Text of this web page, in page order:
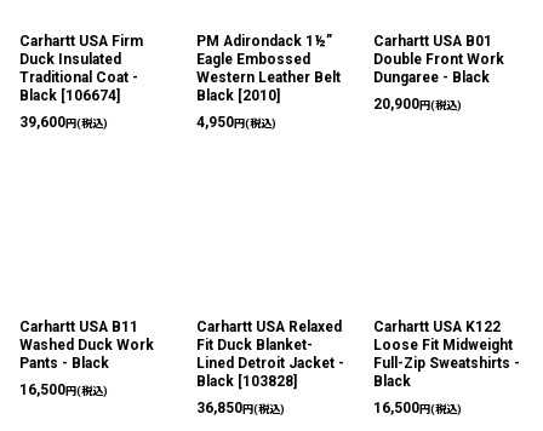
Carhartt USA Firm
Duck Insulated
Traditional Coat -
Black [106674]
39,600円(税込)
PM Adirondack 1½”
Eagle Embossed
Western Leather Belt
Black [2010]
4,950円(税込)
Carhartt USA B01
Double Front Work
Dungaree - Black
20,900円(税込)
Carhartt USA B11
Washed Duck Work
Pants - Black
16,500円(税込)
Carhartt USA Relaxed
Fit Duck Blanket-
Lined Detroit Jacket -
Black [103828]
36,850円(税込)
Carhartt USA K122
Loose Fit Midweight
Full-Zip Sweatshirts -
Black
16,500円(税込)